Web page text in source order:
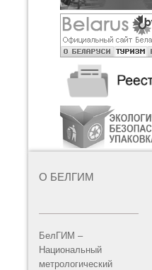
О БЕЛГИМ
БелГИМ –
Национальный
метрологический